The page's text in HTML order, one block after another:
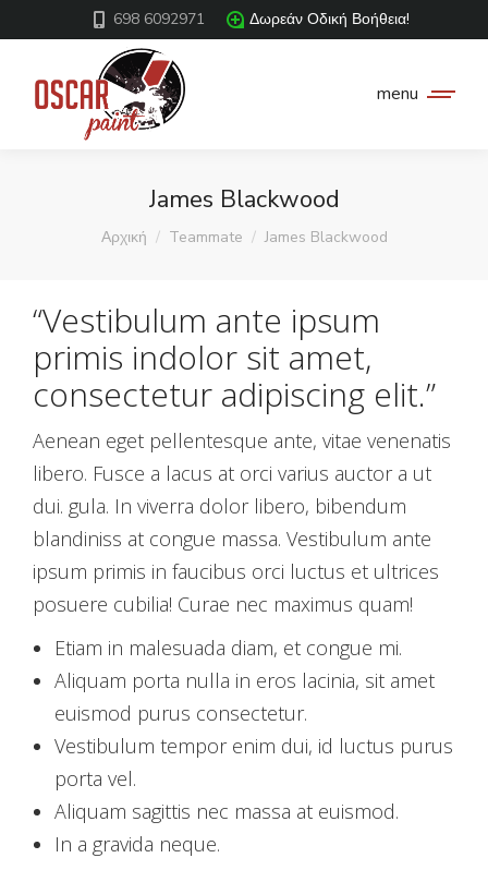
698 6092971 Δωρεάν Οδική Βοήθεια!
menu
James Blackwood
You are here:
Αρχική Teammate James Blackwood
“Vestibulum ante ipsum
primis indolor sit amet,
consectetur adipiscing elit.”
Aenean eget pellentesque ante, vitae venenatis
libero. Fusce a lacus at orci varius auctor a ut
dui. gula. In viverra dolor libero, bibendum
blandiniss at congue massa. Vestibulum ante
ipsum primis in faucibus orci luctus et ultrices
posuere cubilia! Curae nec maximus quam!
Etiam in malesuada diam, et congue mi.
Aliquam porta nulla in eros lacinia, sit amet
euismod purus consectetur.
Vestibulum tempor enim dui, id luctus purus
porta vel.
Aliquam sagittis nec massa at euismod.
In a gravida neque.